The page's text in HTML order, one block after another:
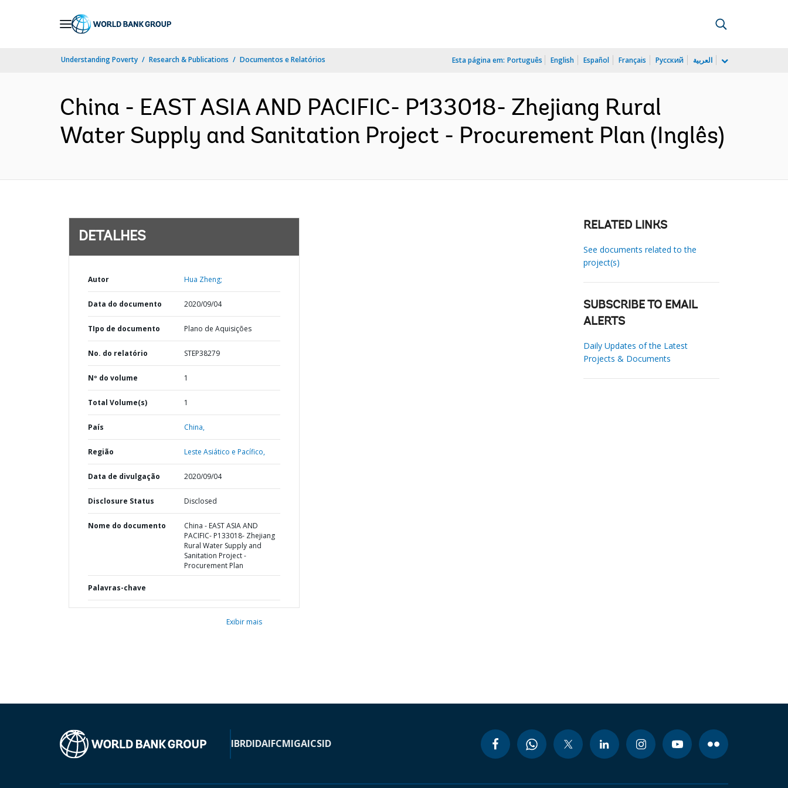
Understanding Poverty Research & Publications Documentos e Relatórios Esta página em: Português English Español Français Русский العربية
China - EAST ASIA AND PACIFIC- P133018- Zhejiang Rural
Water Supply and Sanitation Project - Procurement Plan (Inglês)
DETALHES
Autor Hua Zheng;
Data do documento 2020/09/04
TIpo de documento Plano de Aquisições
No. do relatório STEP38279
Nº do volume 1
Total Volume(s) 1
País China,
Região Leste Asiático e Pacífico,
Data de divulgação 2020/09/04
Disclosure Status Disclosed
Nome do documento
China - EAST ASIA AND
PACIFIC- P133018- Zhejiang
Rural Water Supply and
Sanitation Project -
Procurement Plan
Palavras-chave
Exibir mais
RELATED LINKS
See documents related to the
project(s)
SUBSCRIBE TO EMAIL
ALERTS
Daily Updates of the Latest
Projects & Documents
IBRDIDAIFCMIGAICSID